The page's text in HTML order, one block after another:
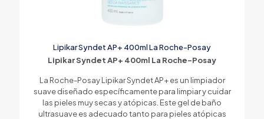
Lipikar Syndet AP+ 400ml La Roche-Posay
Lipikar Syndet AP+ 400ml La Roche-Posay
La Roche-Posay Lipikar Syndet AP+ es un limpiador
suave diseñado específicamente para limpiar y cuidar
las pieles muy secas y atópicas. Este gel de baño
ultrasuave es adecuado tanto para pieles atópicas